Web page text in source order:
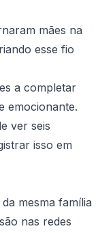
mães na
esse fio
a completar
emocionante.
ver seis
isso em
mesma família
nas redes